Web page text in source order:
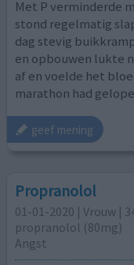
Met P verminderde
stond regelmatig
dag stevig
en opbouwen lukte
af en voelde het
marathon had
geef mening
Propranolol
01-01-2020 | Vrouw |
propranolol (80mg)
Angst